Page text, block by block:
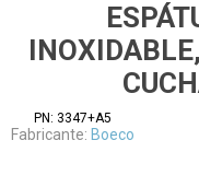
PN: 3347+A5
Fabricante: Boeco